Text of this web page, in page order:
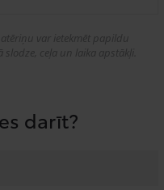
var ietekmēt papildu
ceļa un laika apstākļi.
darīt?